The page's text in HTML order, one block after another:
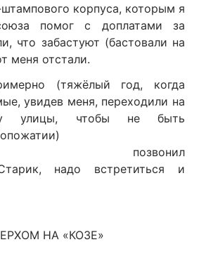
корпуса, которым я
помог с доплатами за
что забастуют (бастовали на
меня отстали.
(тяжёлый год, когда
увидев меня, переходили на
улицы, чтобы не быть
в рукопожатии)
надо встретиться и
НА «КОЗЕ»